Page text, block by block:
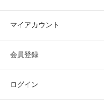
マイアカウント
会員登録
ログイン